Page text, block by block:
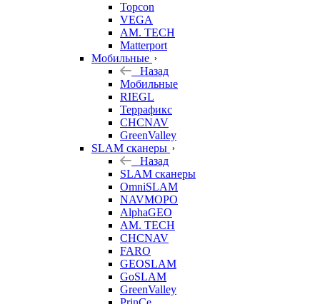
Topcon
VEGA
AM. TECH
Matterport
Мобильные
Назад
Мобильные
RIEGL
Террафикс
CHCNAV
GreenValley
SLAM сканеры
Назад
SLAM сканеры
OmniSLAM
NAVMOPO
AlphaGEO
AM. TECH
CHCNAV
FARO
GEOSLAM
GoSLAM
GreenValley